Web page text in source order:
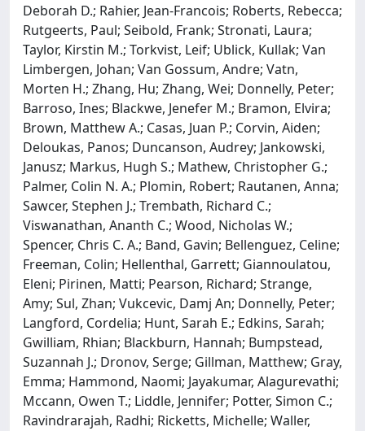
Deborah D.; Rahier, Jean-Francois; Roberts, Rebecca;
Rutgeerts, Paul; Seibold, Frank; Stronati, Laura;
Taylor, Kirstin M.; Torkvist, Leif; Ublick, Kullak; Van
Limbergen, Johan; Van Gossum, Andre; Vatn,
Morten H.; Zhang, Hu; Zhang, Wei; Donnelly, Peter;
Barroso, Ines; Blackwe, Jenefer M.; Bramon, Elvira;
Brown, Matthew A.; Casas, Juan P.; Corvin, Aiden;
Deloukas, Panos; Duncanson, Audrey; Jankowski,
Janusz; Markus, Hugh S.; Mathew, Christopher G.;
Palmer, Colin N. A.; Plomin, Robert; Rautanen, Anna;
Sawcer, Stephen J.; Trembath, Richard C.;
Viswanathan, Ananth C.; Wood, Nicholas W.;
Spencer, Chris C. A.; Band, Gavin; Bellenguez, Celine;
Freeman, Colin; Hellenthal, Garrett; Giannoulatou,
Eleni; Pirinen, Matti; Pearson, Richard; Strange,
Amy; Sul, Zhan; Vukcevic, Damj An; Donnelly, Peter;
Langford, Cordelia; Hunt, Sarah E.; Edkins, Sarah;
Gwilliam, Rhian; Blackburn, Hannah; Bumpstead,
Suzannah J.; Dronov, Serge; Gillman, Matthew; Gray,
Emma; Hammond, Naomi; Jayakumar, Alagurevathi;
Mccann, Owen T.; Liddle, Jennifer; Potter, Simon C.;
Ravindrarajah, Radhi; Ricketts, Michelle; Waller,